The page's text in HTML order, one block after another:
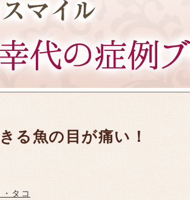
る魚の目が痛い！
タコ